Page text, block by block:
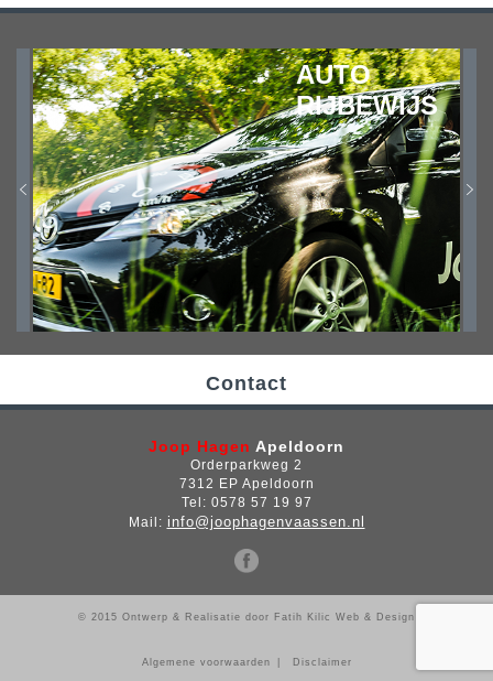
AUTO
RIJBEWIJS
Contact
Joop Hagen Apeldoorn
Orderparkweg 2
7312 EP Apeldoorn
Tel: 0578 57 19 97
Mail: info@joophagenvaassen.nl
© 2015 Ontwerp & Realisatie door Fatih Kilic Web & Design
Algemene voorwaarden Disclaimer